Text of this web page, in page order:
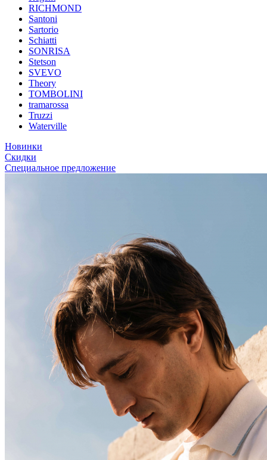
RICHMOND
Santoni
Sartorio
Schiatti
SONRISA
Stetson
SVEVO
Theory
TOMBOLINI
tramarossa
Truzzi
Waterville
Новинки
Скидки
Специальное предложение